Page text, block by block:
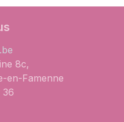
8c,
Famenne
36